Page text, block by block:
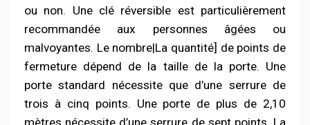
ou non. Une clé réversible est particulièrement
recommandée aux personnes âgées ou
malvoyantes. Le nombre|La quantité] de points de
fermeture dépend de la taille de la porte. Une
porte standard nécessite que d’une serrure de
trois à cinq points. Une porte de plus de 2,10